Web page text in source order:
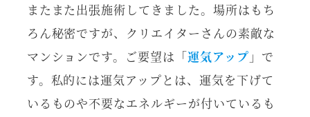
またまた出張施術してきました。場所はもち
ろん秘密ですが、クリエイターさんの素敵な
マンションです。ご要望は「運気アップ 」で
す。私的には運気アップとは、運気を下げて
いるものや不要なエネルギーが付いているも